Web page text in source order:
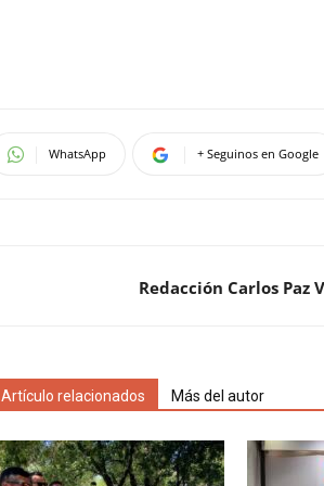
WhatsApp + Seguinos en Google
Redacción Carlos Paz
Artículo relacionados Más del autor